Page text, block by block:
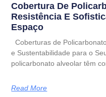
Cobertura De
Resistência E
Espaço
Coberturas de
e Sustentabilidade para o
policarbonato alveolar têm
Read More